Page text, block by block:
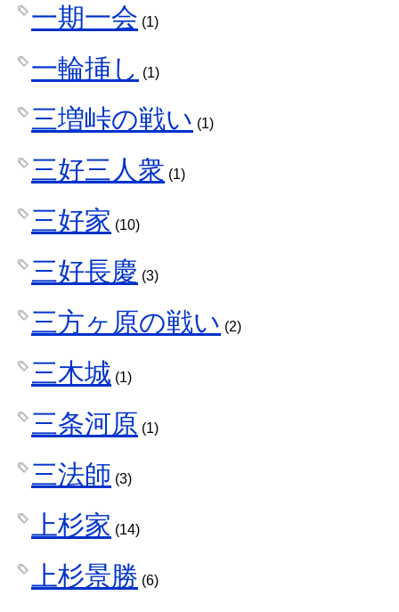
一期一会 (1)
一輪挿し (1)
三増峠の戦い (1)
三好三人衆 (1)
三好家 (10)
三好長慶 (3)
三方ヶ原の戦い (2)
三木城 (1)
三条河原 (1)
三法師 (3)
上杉家 (14)
上杉景勝 (6)